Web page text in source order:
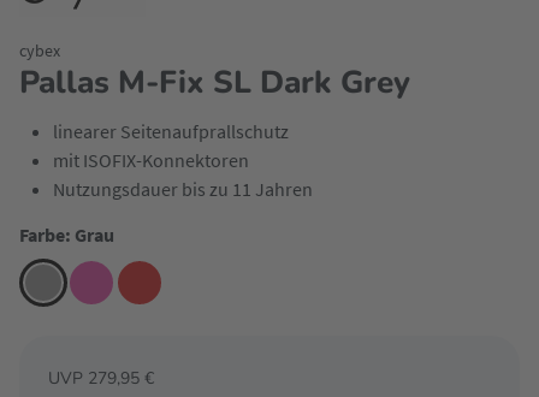
Pallas M-Fix SL Dark Grey
cybex
linearer Seitenaufprallschutz
mit ISOFIX-Konnektoren
Nutzungsdauer bis zu 11 Jahren
Farbe: Grau
UVP 279,95 €